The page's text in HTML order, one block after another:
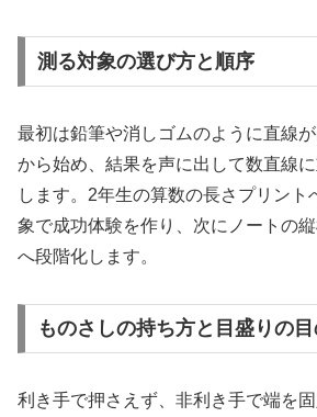
測る対象の選び方と順序
最初は鉛筆や消しゴムのように直線
から始め、結果を声に出して数直線
します。2年生の算数の長さプリント
象で成功体験を作り、次にノートの
へ段階化します。
ものさしの持ち方と目盛りの
利き手で押さえず、非利き手で端を